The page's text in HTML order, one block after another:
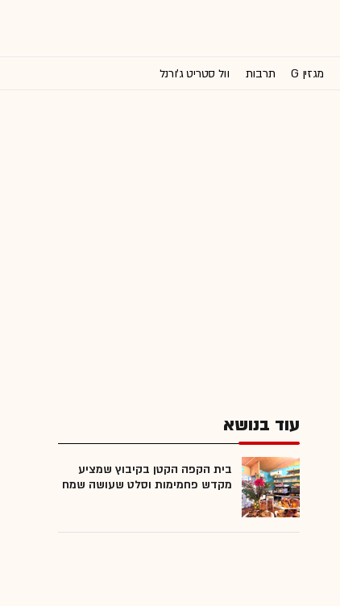
מגזין G תרבות וול סטריט ג'ורנל
עוד בנושא
בית הקפה הקטן בקיבוץ שמציע
מקדש פחמימות וסלט שעושה שמח